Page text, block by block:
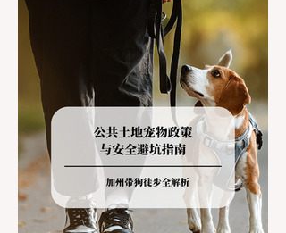
能面临高额罚单或被公路巡警（CHP）劝
返，更可能在冰雪路面上引发严重的安全事
故。本文将为您系统解析加州的防滑链政策，
帮助您明确自己的车型在不同路况下的具体要
求，并为出行做好充足准备。 一、 核心概
念：看懂加州 R1, R2, R3 管制级别 当恶劣天
气来袭，加州交通局会在公路上启动防滑链管
制，并通过电子路牌指示当前的管制级别。加
州采用三个递进的级别（R1至R3）来规范通
行车辆： R1 管制 (Requirement 1) 规定内
容： 所有车辆必须安装防滑链。 豁免条件：
乘用车（Passenger Vehicles）、轻型卡车